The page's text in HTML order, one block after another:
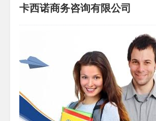
卡西诺商务咨询有限公司